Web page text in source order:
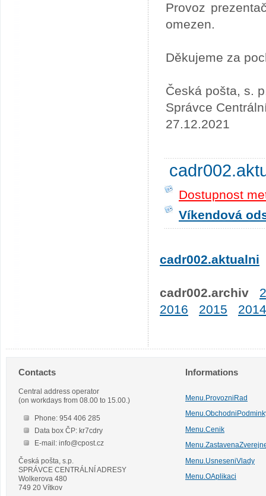
Provoz
omezen.
Děkujeme za
Česká pošta, s.
Správce
27.12.2021
Dostupnost
Víkendová
cadr002.aktualni
cadr002.archiv
2016
2015 2014
Contacts
Central address operator
(on workdays from 08.00 to 15.00.)
Phone: 954 406 285
Data box ČP: kr7cdry
E-mail: info@cpost.cz
Česká pošta, s.p.
SPRÁVCE CENTRÁLNÍ ADRESY
Wolkerova 480
749 20 Vítkov
Informations
Menu.ProvozniRad
Menu.Cenik
Menu.UsneseniVlady
Menu.OAplikaci